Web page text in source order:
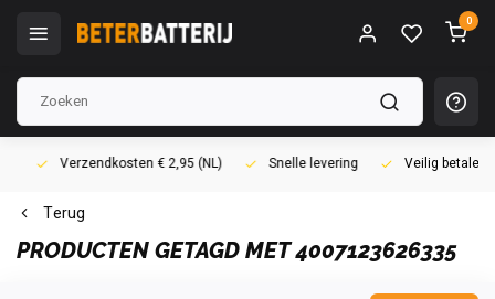
0
Verzendkosten € 2,95 (NL) Snelle levering Veilig betalen
Terug
PRODUCTEN GETAGD MET 4007123626335